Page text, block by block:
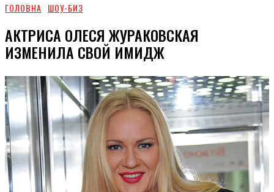
ГОЛОВНА ШОУ-БИЗ
АКТРИСА ОЛЕСЯ ЖУРАКОВСКАЯ
ИЗМЕНИЛА СВОЙ ИМИДЖ